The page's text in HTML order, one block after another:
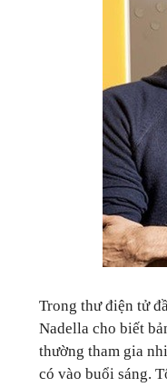
Trong thư điện tử
Nadella cho biết
thường tham gia
có vào buổi sáng.